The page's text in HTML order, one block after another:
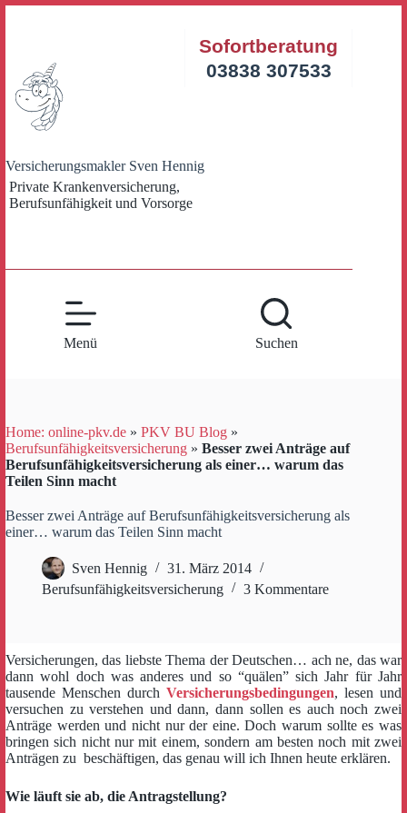
Versicherungsmakler Sven Hennig
Private Krankenversicherung,
Berufsunfähigkeit und Vorsorge
Sofortberatung
03838 307533
Menü Suchen
Home: online-pkv.de » PKV BU Blog »
Berufsunfähigkeitsversicherung » Besser zwei Anträge auf
Berufsunfähigkeitsversicherung als einer… warum das
Teilen Sinn macht
Besser zwei Anträge auf Berufsunfähigkeitsversicherung als
einer… warum das Teilen Sinn macht
Sven Hennig
31. März 2014
Berufsunfähigkeitsversicherung
3 Kommentare
Versicherungen, das liebste Thema der Deutschen… ach ne, das war
dann wohl doch was anderes und so “quälen” sich Jahr für Jahr
tausende Menschen durch Versicherungsbedingungen, lesen und
versuchen zu verstehen und dann, dann sollen es auch noch zwei
Anträge werden und nicht nur der eine. Doch warum sollte es was
bringen sich nicht nur mit einem, sondern am besten noch mit zwei
Anträgen zu beschäftigen, das genau will ich Ihnen heute erklären.
Wie läuft sie ab, die Antragstellung?